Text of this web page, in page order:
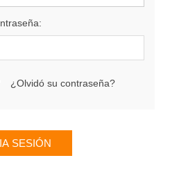
¿Olvidó su contraseña?